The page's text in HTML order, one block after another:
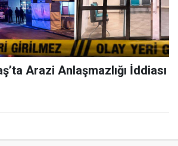
Arazi Anlaşmazlığı İddiası